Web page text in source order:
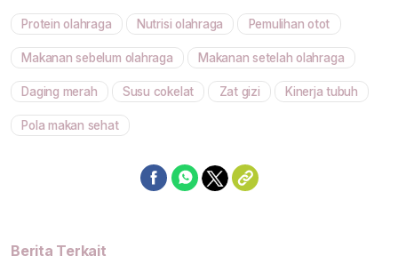
Mute
Protein olahraga Nutrisi olahraga Pemulihan otot
Makanan sebelum olahraga Makanan setelah olahraga
Daging merah Susu cokelat Zat gizi Kinerja tubuh
Pola makan sehat
Berita Terkait